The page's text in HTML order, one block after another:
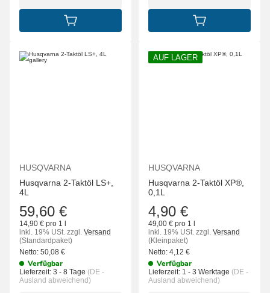
IN DEN WARENKORB IN DEN
HUSQVARNA
Husqvarna 2-Taktöl LS+,
4L
59,60 €
14,90 € pro 1 l
inkl. 19% USt. zzgl. Versand
(Standardpaket)
Netto: 50,08 €
Verfügbar
Lieferzeit: 3 - 8 Tage (DE -
Ausland abweichend)
AUF LAGER
HUSQVARNA
Husqvarna 2-Taktöl XP®,
0,1L
4,90 €
49,00 € pro 1 l
inkl. 19% USt. zzgl. Versand
(Kleinpaket)
Netto: 4,12 €
Verfügbar
Lieferzeit: 1 - 3 Werktage (DE -
Ausland abweichend)